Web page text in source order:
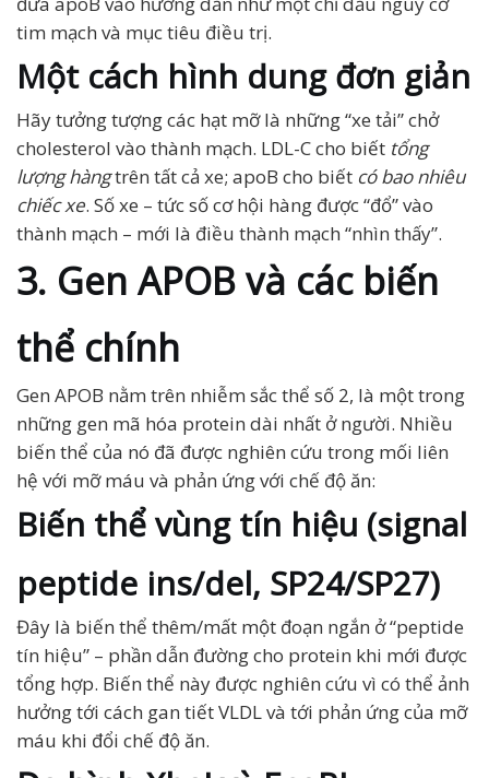
tim mạch và mục tiêu điều trị.
Một cách hình dung đơn giản
Hãy tưởng tượng các hạt mỡ là những “xe tải” chở
cholesterol vào thành mạch. LDL-C cho biết tổng
lượng hàngtrên tất cả xe; apoB cho biết có bao nhiêu
chiếc xe. Số xe – tức số cơ hội hàng được “đổ” vào
thành mạch – mới là điều thành mạch “nhìn thấy”.
3. Gen APOB và các biến
thể chính
Gen APOB nằm trên nhiễm sắc thể số 2, là một trong
những gen mã hóa protein dài nhất ở người. Nhiều
biến thể của nó đã được nghiên cứu trong mối liên
hệ với mỡ máu và phản ứng với chế độ ăn:
Biến thể vùng tín hiệu (signal
peptide ins/del, SP24/SP27)
Đây là biến thể thêm/mất một đoạn ngắn ở “peptide
tín hiệu” – phần dẫn đường cho protein khi mới được
tổng hợp. Biến thể này được nghiên cứu vì có thể ảnh
hưởng tới cách gan tiết VLDL và tới phản ứng của mỡ
máu khi đổi chế độ ăn.